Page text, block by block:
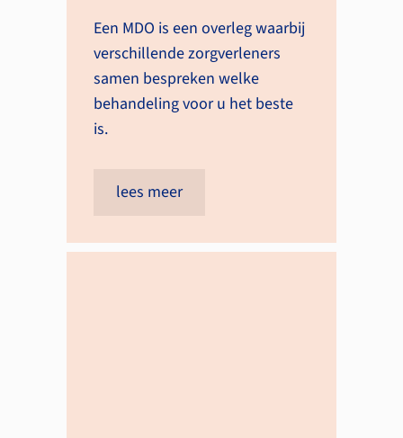
Een MDO is een overleg waarbij
verschillende zorgverleners
samen bespreken welke
behandeling voor u het beste
is.
lees meer